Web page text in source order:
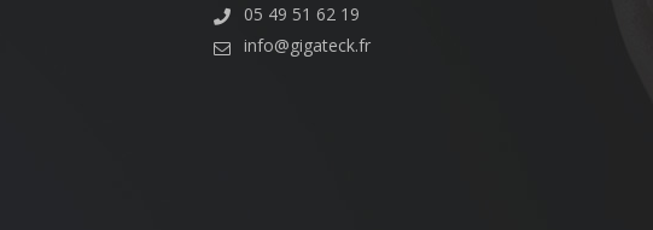
05 49 51 62 19
info@gigateck.fr